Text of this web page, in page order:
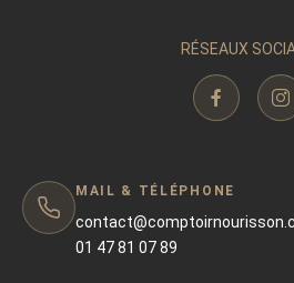
RÉSEAUX
MAIL & TÉLÉPHONE
01 47 81 07 89